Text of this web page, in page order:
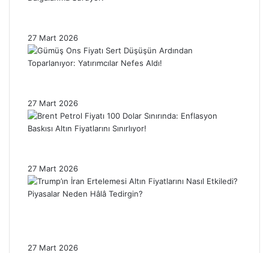
27 Mart 2026
27 Mart 2026
27 Mart 2026
27 Mart 2026